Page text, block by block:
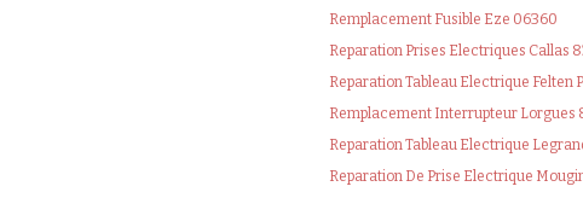
Remplacement Fusible Eze 06360
Reparation Prises Electriques Callas
Reparation Tableau Electrique Felten
Remplacement Interrupteur Lorgues
Reparation Tableau Electrique
Reparation De Prise Electrique